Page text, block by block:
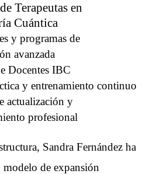
Terapeutas en
Cuántica
y programas de
avanzada
Docentes IBC
y entrenamiento continuo
actualización y
profesional
Sandra Fernández ha
de expansión